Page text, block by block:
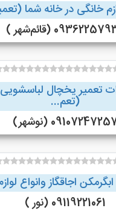
خانگی در خانه شما
(قائم‌شهر )
تعمیر یخچال
(تعم...
(نوشهر)
اجاقگاز وانواع
09119221061 (نور )